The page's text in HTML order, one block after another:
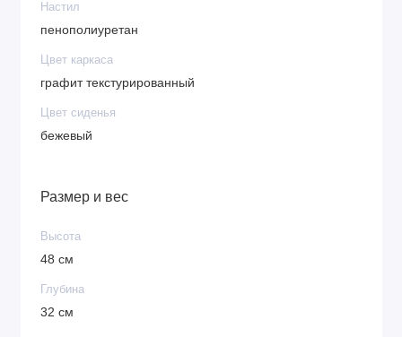
Настил
пенополиуретан
Цвет каркаса
графит текстурированный
Цвет сиденья
бежевый
Размер и вес
Высота
48 см
Глубина
32 см